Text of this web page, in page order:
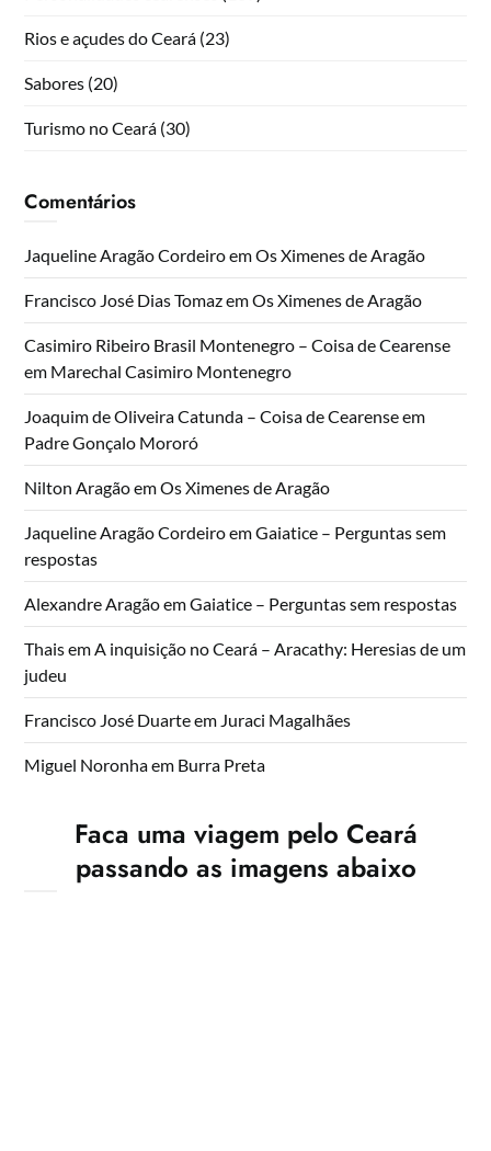
Rios e açudes do Ceará (23)
Sabores (20)
Turismo no Ceará (30)
Comentários
Jaqueline Aragão CordeiroemOs Ximenes de Aragão
Francisco José Dias TomazemOs Ximenes de Aragão
Casimiro Ribeiro Brasil Montenegro – Coisa de Cearense
em Marechal Casimiro Montenegro
Joaquim de Oliveira Catunda – Coisa de Cearenseem
Padre Gonçalo Mororó
Nilton AragãoemOs Ximenes de Aragão
Jaqueline Aragão CordeiroemGaiatice – Perguntas sem
respostas
Alexandre AragãoemGaiatice – Perguntas sem respostas
Thaisem A inquisição no Ceará – Aracathy: Heresias de um
judeu
Francisco José Duarteem Juraci Magalhães
Miguel Noronhaem Burra Preta
Faca uma viagem pelo Ceará
passando as imagens abaixo